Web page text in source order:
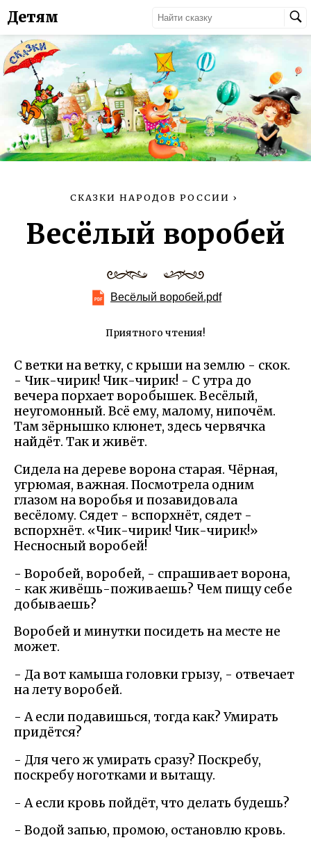
Детям
СКАЗКИ НАРОДОВ РОССИИ ›
Весёлый воробей
Весёлый воробей.pdf
Приятного чтения!
С ветки на ветку, с крыши на землю - скок.
- Чик-чирик! Чик-чирик! - С утра до
вечера порхает воробышек. Весёлый,
неугомонный. Всё ему, малому, нипочём.
Там зёрнышко клюнет, здесь червячка
найдёт. Так и живёт.
Сидела на дереве ворона старая. Чёрная,
угрюмая, важная. Посмотрела одним
глазом на воробья и позавидовала
весёлому. Сядет - вспорхнёт, сядет -
вспорхнёт. «Чик-чирик! Чик-чирик!»
Несносный воробей!
- Воробей, воробей, - спрашивает ворона,
- как живёшь-поживаешь? Чем пищу себе
добываешь?
Воробей и минутки посидеть на месте не
может.
- Да вот камыша головки грызу, - отвечает
на лету воробей.
- А если подавишься, тогда как? Умирать
придётся?
- Для чего ж умирать сразу? Поскребу,
поскребу ноготками и вытащу.
- А если кровь пойдёт, что делать будешь?
- Водой запью, промою, остановлю кровь.